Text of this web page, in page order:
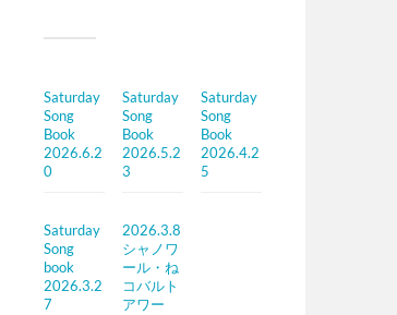
Saturday
Song
Book
2026.6.2
0
Saturday
Song
Book
2026.5.2
3
Saturday
Song
Book
2026.4.2
5
Saturday
Song
book
2026.3.2
7
2026.3.8
シャノワ
ール・ね
コバルト
アワー